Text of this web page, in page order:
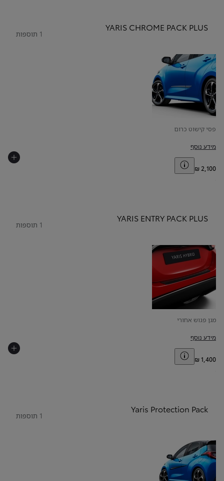
YARIS CHROME PACK PLUS
1 תוספות
פסי קישוט כרום
מידע נוסף
YARIS ENTRY PACK PLUS
1 תוספות
מגן פגוש אחורי
מידע נוסף
Yaris Protection Pack
1 תוספות